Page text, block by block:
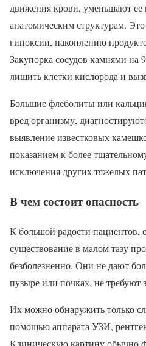
движения крови, уменьшают ее
анатомическим структурам.
гипоксии, накоплению
Закупорка сосудов камнями на
лишить клетки кислорода и
Большие флеболиты или
вред организму,
выявление известковых
показанием к более
исключения других тяжелых
В чем состоит опасность
К большой радости пациентов,
существование в малом тазу
безболезненно. Они не дают
пузыре или почках, не требуют
Их можно обнаружить только
помощью аппарата УЗИ,
Клиническую картину обычно